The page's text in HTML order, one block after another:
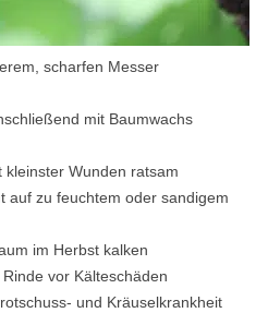
scharfen Messer
mit Baumwachs
Wunden ratsam
auf zu feuchtem oder sandigem
im Herbst kalken
vor Kälteschäden
und Kräuselkrankheit